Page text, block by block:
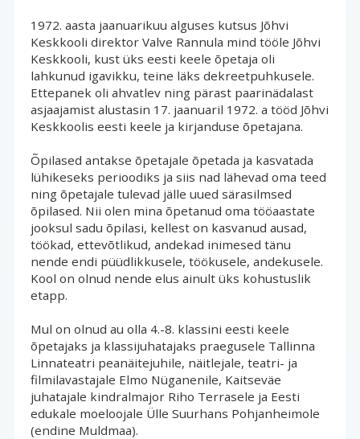
1972. aasta jaanuarikuu alguses kutsus Jõhvi
Keskkooli direktor Valve Rannula mind tööle Jõhvi
Keskkooli, kust üks eesti keele õpetaja oli
lahkunud igavikku, teine läks dekreetpuhkusele.
Ettepanek oli ahvatlev ning pärast paarinädalast
asjaajamist alustasin 17. jaanuaril 1972. a tööd Jõhvi
Keskkoolis eesti keele ja kirjanduse õpetajana.
Õpilased antakse õpetajale õpetada ja kasvatada
lühikeseks perioodiks ja siis nad lähevad oma teed
ning õpetajale tulevad jälle uued särasilmsed
õpilased. Nii olen mina õpetanud oma tööaastate
jooksul sadu õpilasi, kellest on kasvanud ausad,
töökad, ettevõtlikud, andekad inimesed tänu
nende endi püüdlikkusele, töökusele, andekusele.
Kool on olnud nende elus ainult üks kohustuslik
etapp.
Mul on olnud au olla 4.-8. klassini eesti keele
õpetajaks ja klassijuhatajaks praegusele Tallinna
Linnateatri peanäitejuhile, näitlejale, teatri- ja
filmilavastajale Elmo Nüganenile, Kaitseväe
juhatajale kindralmajor Riho Terrasele ja Eesti
edukale moeloojale Ülle Suurhans Pohjanheimole
(endine Muldmaa).